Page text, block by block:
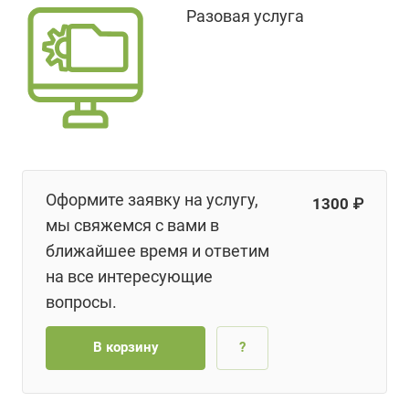
Разовая услуга
Оформите заявку на услугу,
мы свяжемся с вами в
ближайшее время и ответим
на все интересующие
вопросы.
1300 ₽
В корзину ?